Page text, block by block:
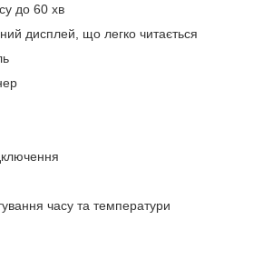
до 60 хв
дисплей, що легко читається
часу та температури